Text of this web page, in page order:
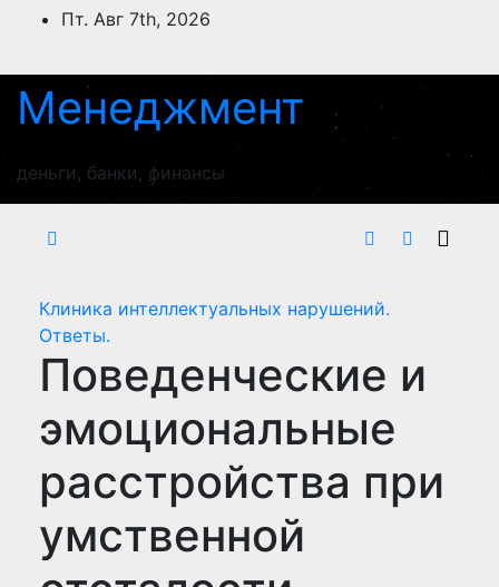
ПерейтиПт. Авг 7th, 2026
Менеджмент
деньги, банки, финансы
Клиника интеллектуальных нарушений.
Ответы.
Поведенческие и
эмоциональные
расстройства при
умственной